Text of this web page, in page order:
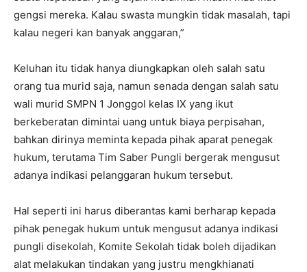
gengsi mereka. Kalau swasta mungkin tidak masalah, tapi
kalau negeri kan banyak anggaran,”
Keluhan itu tidak hanya diungkapkan oleh salah satu
orang tua murid saja, namun senada dengan salah satu
wali murid SMPN 1 Jonggol kelas IX yang ikut
berkeberatan dimintai uang untuk biaya perpisahan,
bahkan dirinya meminta kepada pihak aparat penegak
hukum, terutama Tim Saber Pungli bergerak mengusut
adanya indikasi pelanggaran hukum tersebut.
Hal seperti ini harus diberantas kami berharap kepada
pihak penegak hukum untuk mengusut adanya indikasi
pungli disekolah, Komite Sekolah tidak boleh dijadikan
alat melakukan tindakan yang justru mengkhianati